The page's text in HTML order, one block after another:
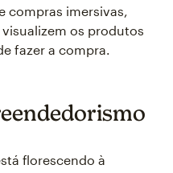
compras imersivas,
os produtos
fazer a compra.
florescendo à